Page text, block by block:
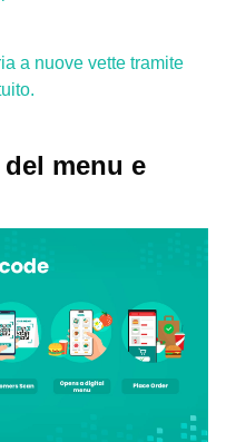
a nuove vette tramite
menu e